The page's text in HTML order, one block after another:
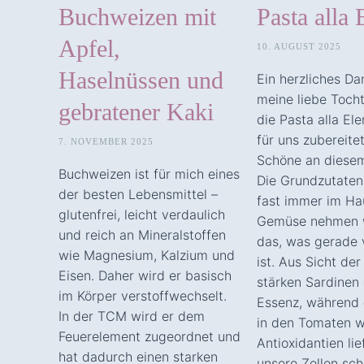
Buchweizen mit
Apfel,
Haselnüssen und
gebratener Kaki
7. NOVEMBER 2025
Buchweizen ist für mich eines
der besten Lebensmittel –
glutenfrei, leicht verdaulich
und reich an Mineralstoffen
wie Magnesium, Kalzium und
Eisen. Daher wird er basisch
im Körper verstoffwechselt.
In der TCM wird er dem
Feuerelement zugeordnet und
hat dadurch einen starken
Pasta alla
10. AUGUST 2025
Ein herzliches
meine liebe
die Pasta alla
für uns
Schöne an
Die
fast immer im
Gemüse
das, was gerade
ist. Aus Sicht der
stärken Sardinen
Essenz,
in den Tomaten
Antioxidantien